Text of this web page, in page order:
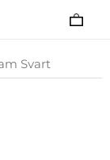
Svart